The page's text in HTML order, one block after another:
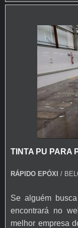
aplicação de
TINTA PU PARA
RÁPIDO EPÓXI /
Se alguém
encontrará no
melhor empresa